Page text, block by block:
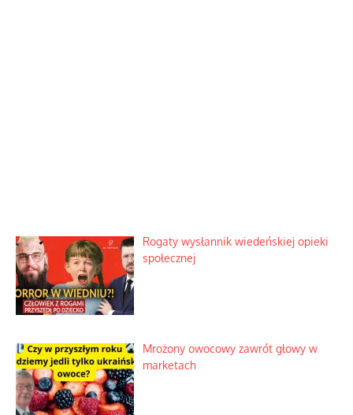
Rogaty wysłannik wiedeńskiej opieki
społecznej
Mrożony owocowy zawrót głowy w
marketach